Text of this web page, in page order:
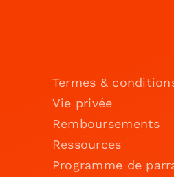
Termes &
Vie privée
Remboursements
Ressources
Programme de